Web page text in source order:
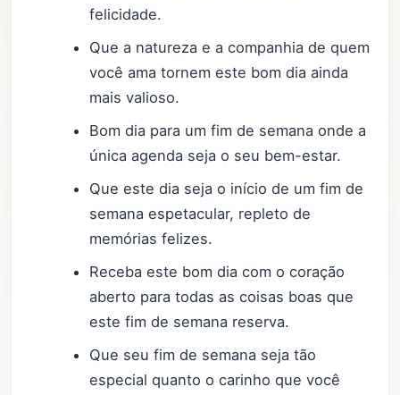
felicidade.
Que a natureza e a companhia de quem
você ama tornem este bom dia ainda
mais valioso.
Bom dia para um fim de semana onde a
única agenda seja o seu bem-estar.
Que este dia seja o início de um fim de
semana espetacular, repleto de
memórias felizes.
Receba este bom dia com o coração
aberto para todas as coisas boas que
este fim de semana reserva.
Que seu fim de semana seja tão
especial quanto o carinho que você